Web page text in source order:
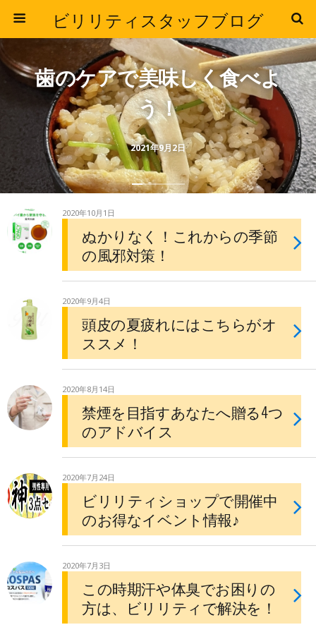
ビリリティスタッフブログ
2021年9月2日
歯のケアで美味しく食べよ
う！
2020年10月1日
ぬかりなく！これからの季節
の風邪対策！
2020年9月4日
頭皮の夏疲れにはこちらがオ
ススメ！
2020年8月14日
禁煙を目指すあなたへ贈る4つ
のアドバイス
2020年7月24日
ビリリティショップで開催中
のお得なイベント情報♪
2020年7月3日
この時期汗や体臭でお困りの
方は、ビリリティで解決を！